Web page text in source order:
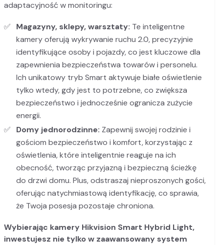
adaptacyjność w monitoringu:
Magazyny, sklepy, warsztaty: Te inteligentne
kamery oferują wykrywanie ruchu 2.0, precyzyjnie
identyfikujące osoby i pojazdy, co jest kluczowe dla
zapewnienia bezpieczeństwa towarów i personelu.
Ich unikatowy tryb Smart aktywuje białe oświetlenie
tylko wtedy, gdy jest to potrzebne, co zwiększa
bezpieczeństwo i jednocześnie ogranicza zużycie
energii.
Domy jednorodzinne: Zapewnij swojej rodzinie i
gościom bezpieczeństwo i komfort, korzystając z
oświetlenia, które inteligentnie reaguje na ich
obecność, tworząc przyjazną i bezpieczną ścieżkę
do drzwi domu. Plus, odstraszaj nieproszonych gości,
oferując natychmiastową identyfikację, co sprawia,
że Twoja posesja pozostaje chroniona.
Wybierając kamery Hikvision Smart Hybrid Light,
inwestujesz nie tylko w zaawansowany system